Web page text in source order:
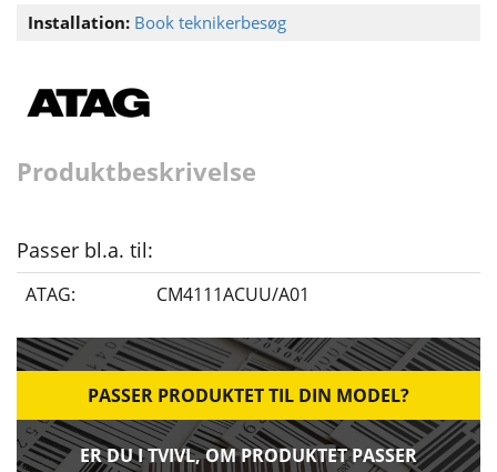
Installation: Book teknikerbesøg
Produktbeskrivelse
Passer bl.a. til:
ATAG: CM4111ACUU/A01
PASSER PRODUKTET TIL DIN MODEL?
ER DU I TVIVL, OM PRODUKTET PASSER